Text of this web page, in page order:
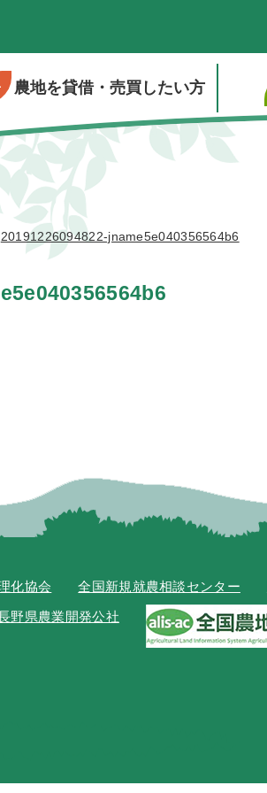
農地を貸借・売買したい方
20191226094822-jname5e040356564b6
化協会 全国新規就農相談センター
野県農業開発公社